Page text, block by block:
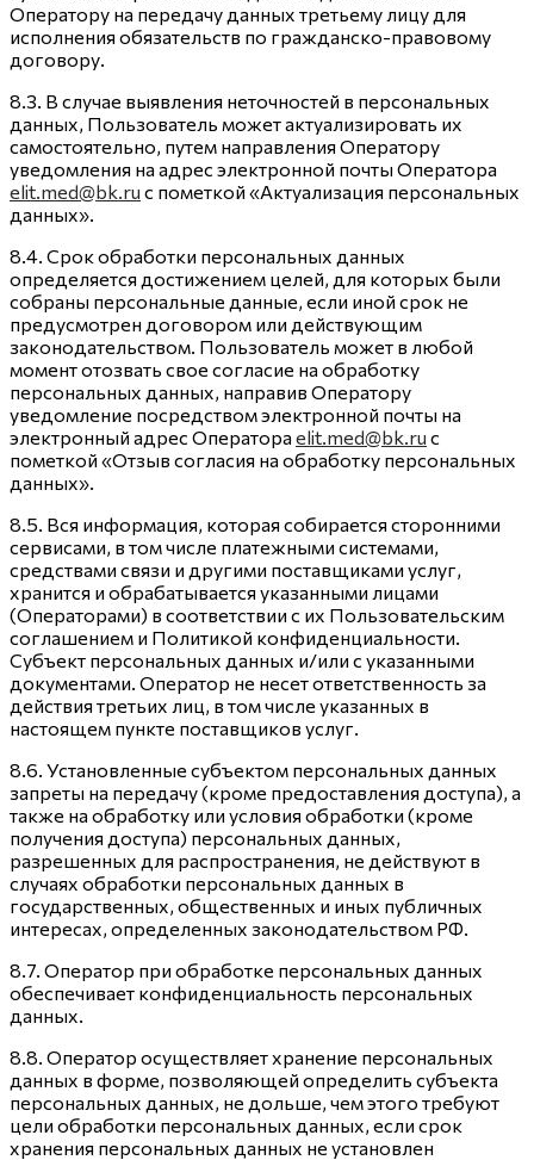
Оператору на передачу данных третьему лицу для
исполнения обязательств по гражданско-правовому
договору.
8.3. В случае выявления неточностей в персональных
данных, Пользователь может актуализировать их
самостоятельно, путем направления Оператору
уведомления на адрес электронной почты Оператора
elit.med@bk.ru с пометкой «Актуализация персональных
данных».
8.4. Срок обработки персональных данных
определяется достижением целей, для которых были
собраны персональные данные, если иной срок не
предусмотрен договором или действующим
законодательством. Пользователь может в любой
момент отозвать свое согласие на обработку
персональных данных, направив Оператору
уведомление посредством электронной почты на
электронный адрес Оператора elit.med@bk.ru с
пометкой «Отзыв согласия на обработку персональных
данных».
8.5. Вся информация, которая собирается сторонними
сервисами, в том числе платежными системами,
средствами связи и другими поставщиками услуг,
хранится и обрабатывается указанными лицами
(Операторами) в соответствии с их Пользовательским
соглашением и Политикой конфиденциальности.
Субъект персональных данных и/или с указанными
документами. Оператор не несет ответственность за
действия третьих лиц, в том числе указанных в
настоящем пункте поставщиков услуг.
8.6. Установленные субъектом персональных данных
запреты на передачу (кроме предоставления доступа), а
также на обработку или условия обработки (кроме
получения доступа) персональных данных,
разрешенных для распространения, не действуют в
случаях обработки персональных данных в
государственных, общественных и иных публичных
интересах, определенных законодательством РФ.
8.7. Оператор при обработке персональных данных
обеспечивает конфиденциальность персональных
данных.
8.8. Оператор осуществляет хранение персональных
данных в форме, позволяющей определить субъекта
персональных данных, не дольше, чем этого требуют
цели обработки персональных данных, если срок
хранения персональных данных не установлен